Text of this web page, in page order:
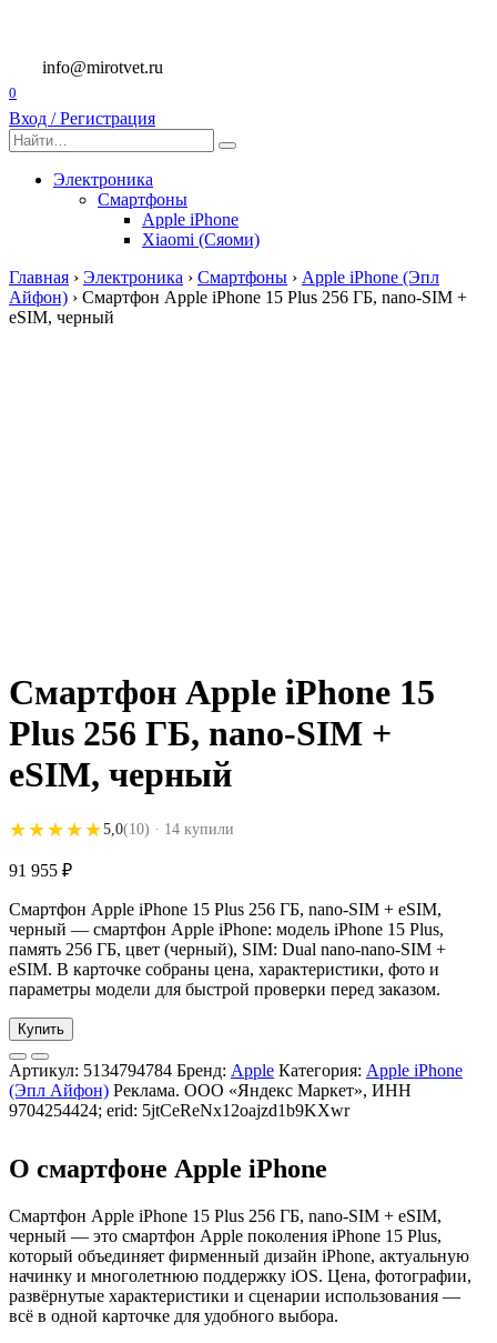
содержанию
info@mirotvet.ru
0
Вход / Регистрация
Search
for:
Электроника
Смартфоны
Apple iPhone
Xiaomi (Сяоми)
Главная › Электроника › Смартфоны › Apple iPhone (Эпл
Айфон) › Смартфон Apple iPhone 15 Plus 256 ГБ, nano-SIM +
eSIM, черный
Смартфон Apple iPhone 15
Plus 256 ГБ, nano-SIM +
eSIM, черный
★★★★★
★★★★★5,0(10) · 14 купили
91 955 ₽
Смартфон Apple iPhone 15 Plus 256 ГБ, nano-SIM + eSIM,
черный — смартфон Apple iPhone: модель iPhone 15 Plus,
память 256 ГБ, цвет (черный), SIM: Dual nano-nano-SIM +
eSIM. В карточке собраны цена, характеристики, фото и
параметры модели для быстрой проверки перед заказом.
Купить
Артикул: 5134794784 Бренд: Apple Категория: Apple iPhone
(Эпл Айфон) Реклама. ООО «Яндекс Маркет», ИНН
9704254424; erid: 5jtCeReNx12oajzd1b9KXwr
О смартфоне Apple iPhone
Смартфон Apple iPhone 15 Plus 256 ГБ, nano-SIM + eSIM,
черный — это смартфон Apple поколения iPhone 15 Plus,
который объединяет фирменный дизайн iPhone, актуальную
начинку и многолетнюю поддержку iOS. Цена, фотографии,
развёрнутые характеристики и сценарии использования —
всё в одной карточке для удобного выбора.